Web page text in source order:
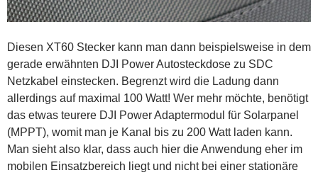
Diesen XT60 Stecker kann man dann beispielsweise in dem
gerade erwähnten DJI Power Autosteckdose zu SDC
Netzkabel einstecken. Begrenzt wird die Ladung dann
allerdings auf maximal 100 Watt! Wer mehr möchte, benötigt
das etwas teurere DJI Power Adaptermodul für Solarpanel
(MPPT), womit man je Kanal bis zu 200 Watt laden kann.
Man sieht also klar, dass auch hier die Anwendung eher im
mobilen Einsatzbereich liegt und nicht bei einer stationäre